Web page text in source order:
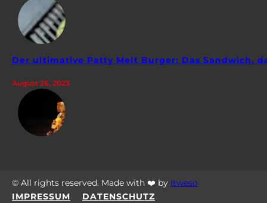
Der ultimative Patty Melt Burger: Das Sandwich,
August 26, 2023
© All rights reserved. Made with ❤️ by Itweso
IMPRESSUM
DATENSCHUTZ